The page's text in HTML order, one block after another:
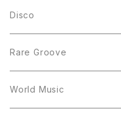
LP
LP
12inch
Disco
7inch
12inch
Rare Groove
12inch
World Music